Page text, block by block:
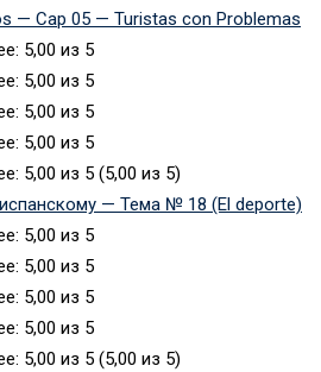
— Cap 05 — Turistas con Problemas
(5,00 из 5)
— Тема № 18 (El deporte)
(5,00 из 5)